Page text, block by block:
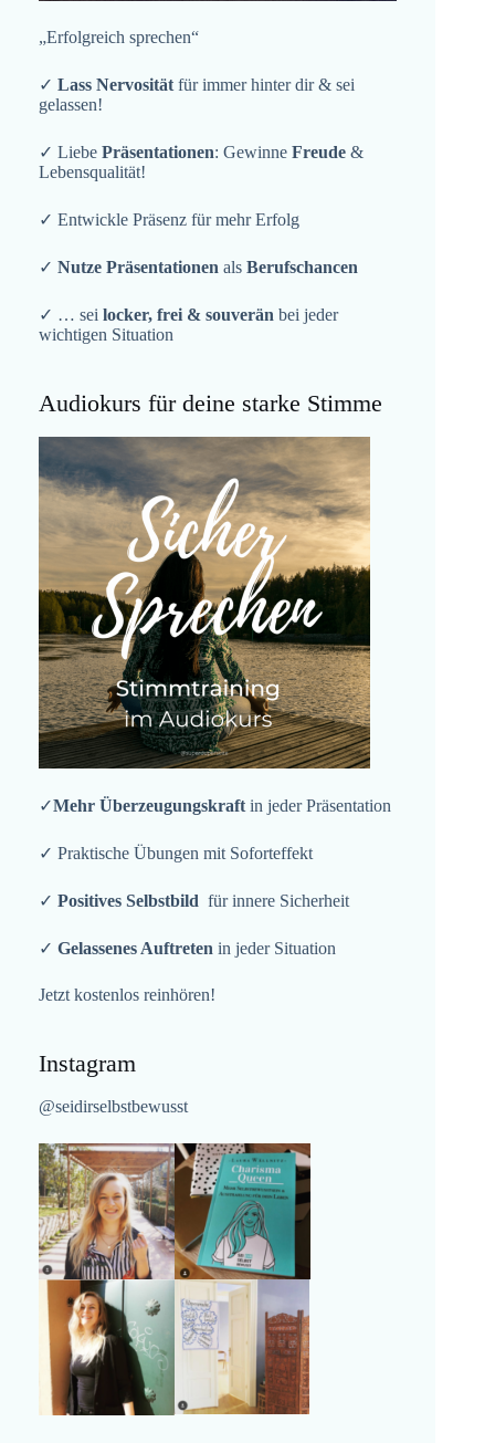
„Erfolgreich sprechen“
✓ Lass Nervositätfür immer hinter dir & sei
gelassen!
✓ Liebe Präsentationen: Gewinne Freude &
Lebensqualität!
✓ Entwickle Präsenz für mehr Erfolg
✓ Nutze Präsentationen als Berufschancen
✓ … sei locker, frei & souverän bei jeder
wichtigen Situation
Audiokurs für deine starke Stimme
✓Mehr Überzeugungskraft in jeder Präsentation
✓ Praktische Übungen mit Soforteffekt
✓ Positives Selbstbild für innere Sicherheit
✓ Gelassenes Auftreten in jeder Situation
Jetzt kostenlos reinhören!
Instagram
@seidirselbstbewusst